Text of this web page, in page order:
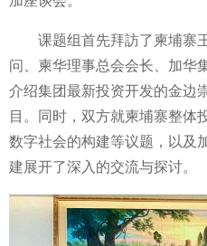
课题组首先拜訪了柬埔寨
问、柬华理事总会会长、加华
介绍集团最新投资开发的金边
目。同时，双方就柬埔寨整体
数字社会的构建等议题，以及
建展开了深入的交流与探讨。